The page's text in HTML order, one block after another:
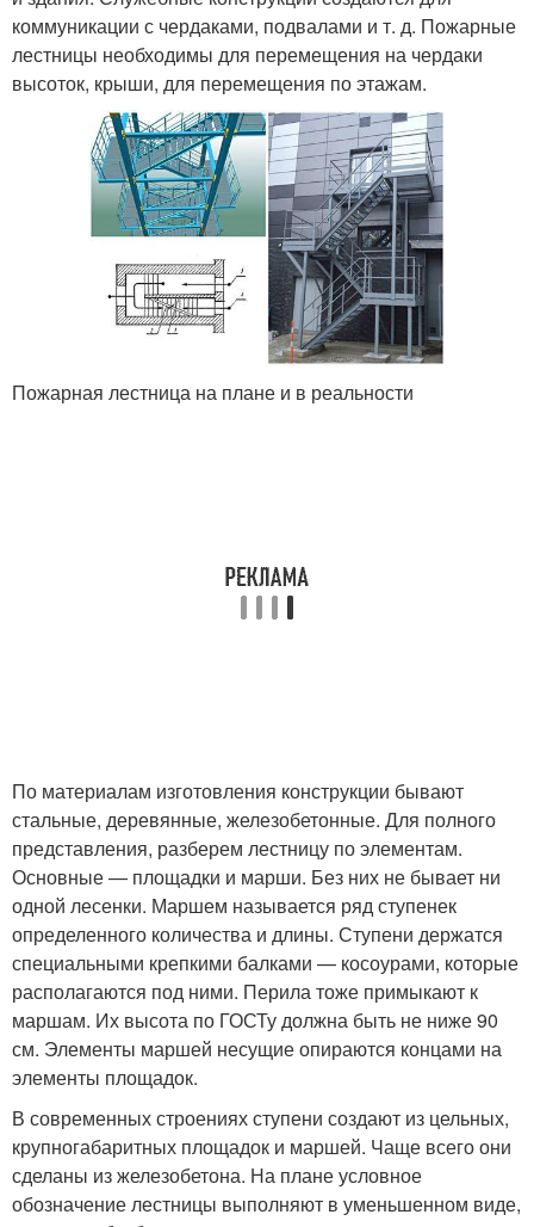
коммуникации с чердаками, подвалами и т. д. Пожарные
лестницы необходимы для перемещения на чердаки
высоток, крыши, для перемещения по этажам.
Пожарная лестница на плане и в реальности
По материалам изготовления конструкции бывают
стальные, деревянные, железобетонные. Для полного
представления, разберем лестницу по элементам.
Основные — площадки и марши. Без них не бывает ни
одной лесенки. Маршем называется ряд ступенек
определенного количества и длины. Ступени держатся
специальными крепкими балками — косоурами, которые
располагаются под ними. Перила тоже примыкают к
маршам. Их высота по ГОСТу должна быть не ниже 90
см. Элементы маршей несущие опираются концами на
элементы площадок.
В современных строениях ступени создают из цельных,
крупногабаритных площадок и маршей. Чаще всего они
сделаны из железобетона. На плане условное
обозначение лестницы выполняют в уменьшенном виде,